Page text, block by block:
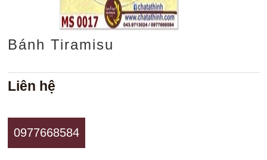
Bánh Tiramisu
Liên hệ
0977668584